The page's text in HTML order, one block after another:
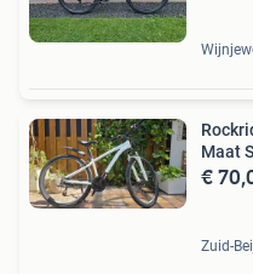
Maat S
€
Zuid-